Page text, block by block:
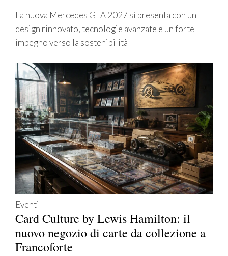
La nuova Mercedes GLA 2027 si presenta con un
design rinnovato, tecnologie avanzate e un forte
impegno verso la sostenibilità
Eventi
Card Culture by Lewis Hamilton: il
nuovo negozio di carte da collezione a
Francoforte